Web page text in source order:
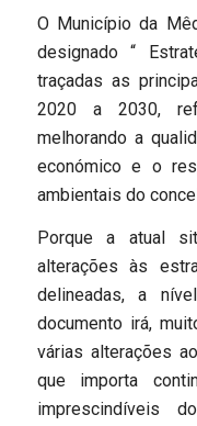
O Município da
designado “
traçadas as
2020 a 2030,
melhorando a
económico e o
ambientais do
Porque a atual
alterações às
delineadas, a
documento irá,
várias alterações
que importa
imprescindíveis